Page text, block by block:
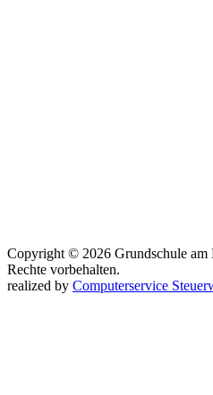
Copyright © 2026 Grundschule
Rechte vorbehalten.
realized by Computerservice